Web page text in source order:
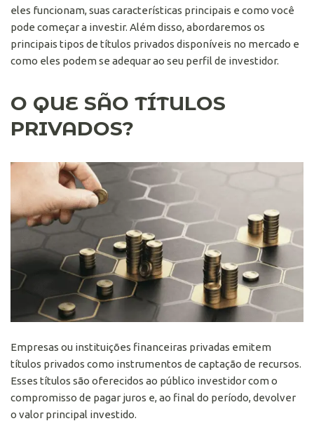
eles funcionam, suas características principais e como você
pode começar a investir. Além disso, abordaremos os
principais tipos de títulos privados disponíveis no mercado e
como eles podem se adequar ao seu perfil de investidor.
O QUE SÃO TÍTULOS
PRIVADOS?
Empresas ou instituições financeiras privadas emitem
títulos privados como instrumentos de captação de recursos.
Esses títulos são oferecidos ao público investidor com o
compromisso de pagar juros e, ao final do período, devolver
o valor principal investido.